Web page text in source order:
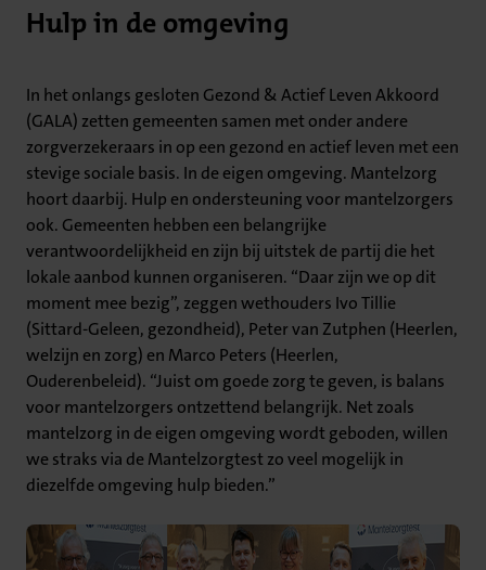
Hulp in de omgeving
In het onlangs gesloten Gezond & Actief Leven Akkoord
(GALA) zetten gemeenten samen met onder andere
zorgverzekeraars in op een gezond en actief leven met een
stevige sociale basis. In de eigen omgeving. Mantelzorg
hoort daarbij. Hulp en ondersteuning voor mantelzorgers
ook. Gemeenten hebben een belangrijke
verantwoordelijkheid en zijn bij uitstek de partij die het
lokale aanbod kunnen organiseren. “Daar zijn we op dit
moment mee bezig”, zeggen wethouders Ivo Tillie
(Sittard-Geleen, gezondheid), Peter van Zutphen (Heerlen,
welzijn en zorg) en Marco Peters (Heerlen,
Ouderenbeleid). “Juist om goede zorg te geven, is balans
voor mantelzorgers ontzettend belangrijk. Net zoals
mantelzorg in de eigen omgeving wordt geboden, willen
we straks via de Mantelzorgtest zo veel mogelijk in
diezelfde omgeving hulp bieden.”